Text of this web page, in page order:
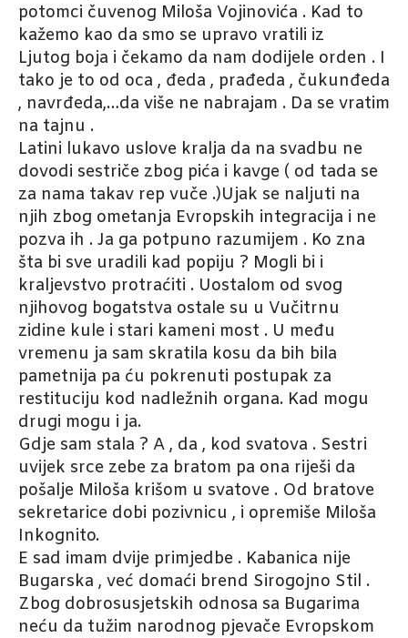
potomci čuvenog Miloša Vojinovića . Kad to
kažemo kao da smo se upravo vratili iz
Ljutog boja i čekamo da nam dodijele orden . I
tako je to od oca , đeda , prađeda , čukunđeda
, navrđeda,…da više ne nabrajam . Da se vratim
na tajnu .
Latini lukavo uslove kralja da na svadbu ne
dovodi sestriče zbog pića i kavge ( od tada se
za nama takav rep vuče .)Ujak se naljuti na
njih zbog ometanja Evropskih integracija i ne
pozva ih . Ja ga potpuno razumijem . Ko zna
šta bi sve uradili kad popiju ? Mogli bi i
kraljevstvo protraćiti . Uostalom od svog
njihovog bogatstva ostale su u Vučitrnu
zidine kule i stari kameni most . U među
vremenu ja sam skratila kosu da bih bila
pametnija pa ću pokrenuti postupak za
restituciju kod nadležnih organa. Kad mogu
drugi mogu i ja.
Gdje sam stala ? A , da , kod svatova . Sestri
uvijek srce zebe za bratom pa ona riješi da
pošalje Miloša krišom u svatove . Od bratove
sekretarice dobi pozivnicu , i opremiše Miloša
Inkognito.
E sad imam dvije primjedbe . Kabanica nije
Bugarska , već domaći brend Sirogojno Stil .
Zbog dobrosusjetskih odnosa sa Bugarima
neću da tužim narodnog pjevače Evropskom